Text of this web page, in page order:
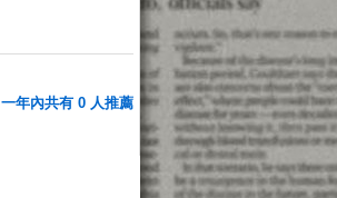
一年內共有 0 人推薦